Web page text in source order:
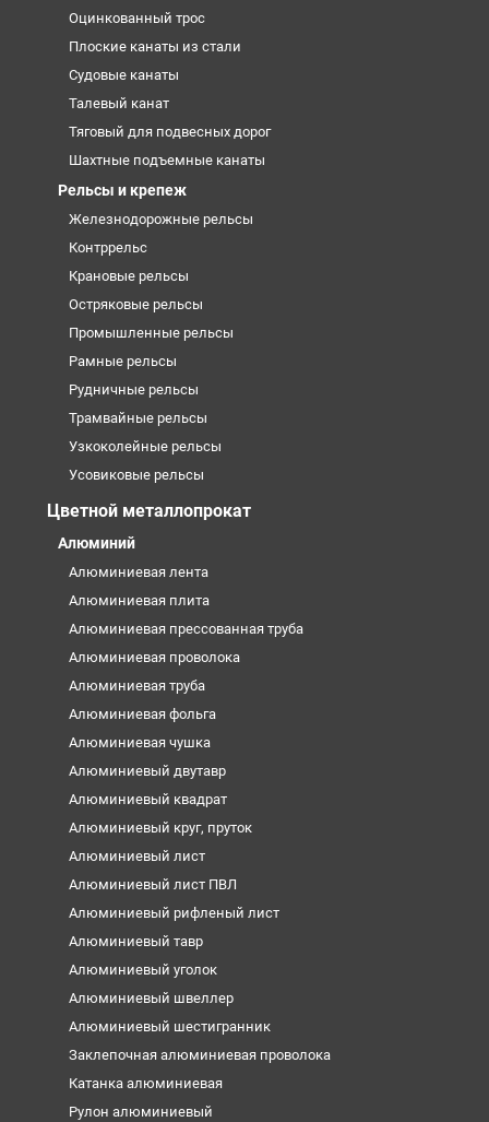
Оцинкованный трос
Плоские канаты из стали
Судовые канаты
Талевый канат
Тяговый для подвесных дорог
Шахтные подъемные канаты
Рельсы и крепеж
Железнодорожные рельсы
Контррельс
Крановые рельсы
Остряковые рельсы
Промышленные рельсы
Рамные рельсы
Рудничные рельсы
Трамвайные рельсы
Узкоколейные рельсы
Усовиковые рельсы
Цветной металлопрокат
Алюминий
Алюминиевая лента
Алюминиевая плита
Алюминиевая прессованная труба
Алюминиевая проволока
Алюминиевая труба
Алюминиевая фольга
Алюминиевая чушка
Алюминиевый двутавр
Алюминиевый квадрат
Алюминиевый круг, пруток
Алюминиевый лист
Алюминиевый лист ПВЛ
Алюминиевый рифленый лист
Алюминиевый тавр
Алюминиевый уголок
Алюминиевый швеллер
Алюминиевый шестигранник
Заклепочная алюминиевая проволока
Катанка алюминиевая
Рулон алюминиевый